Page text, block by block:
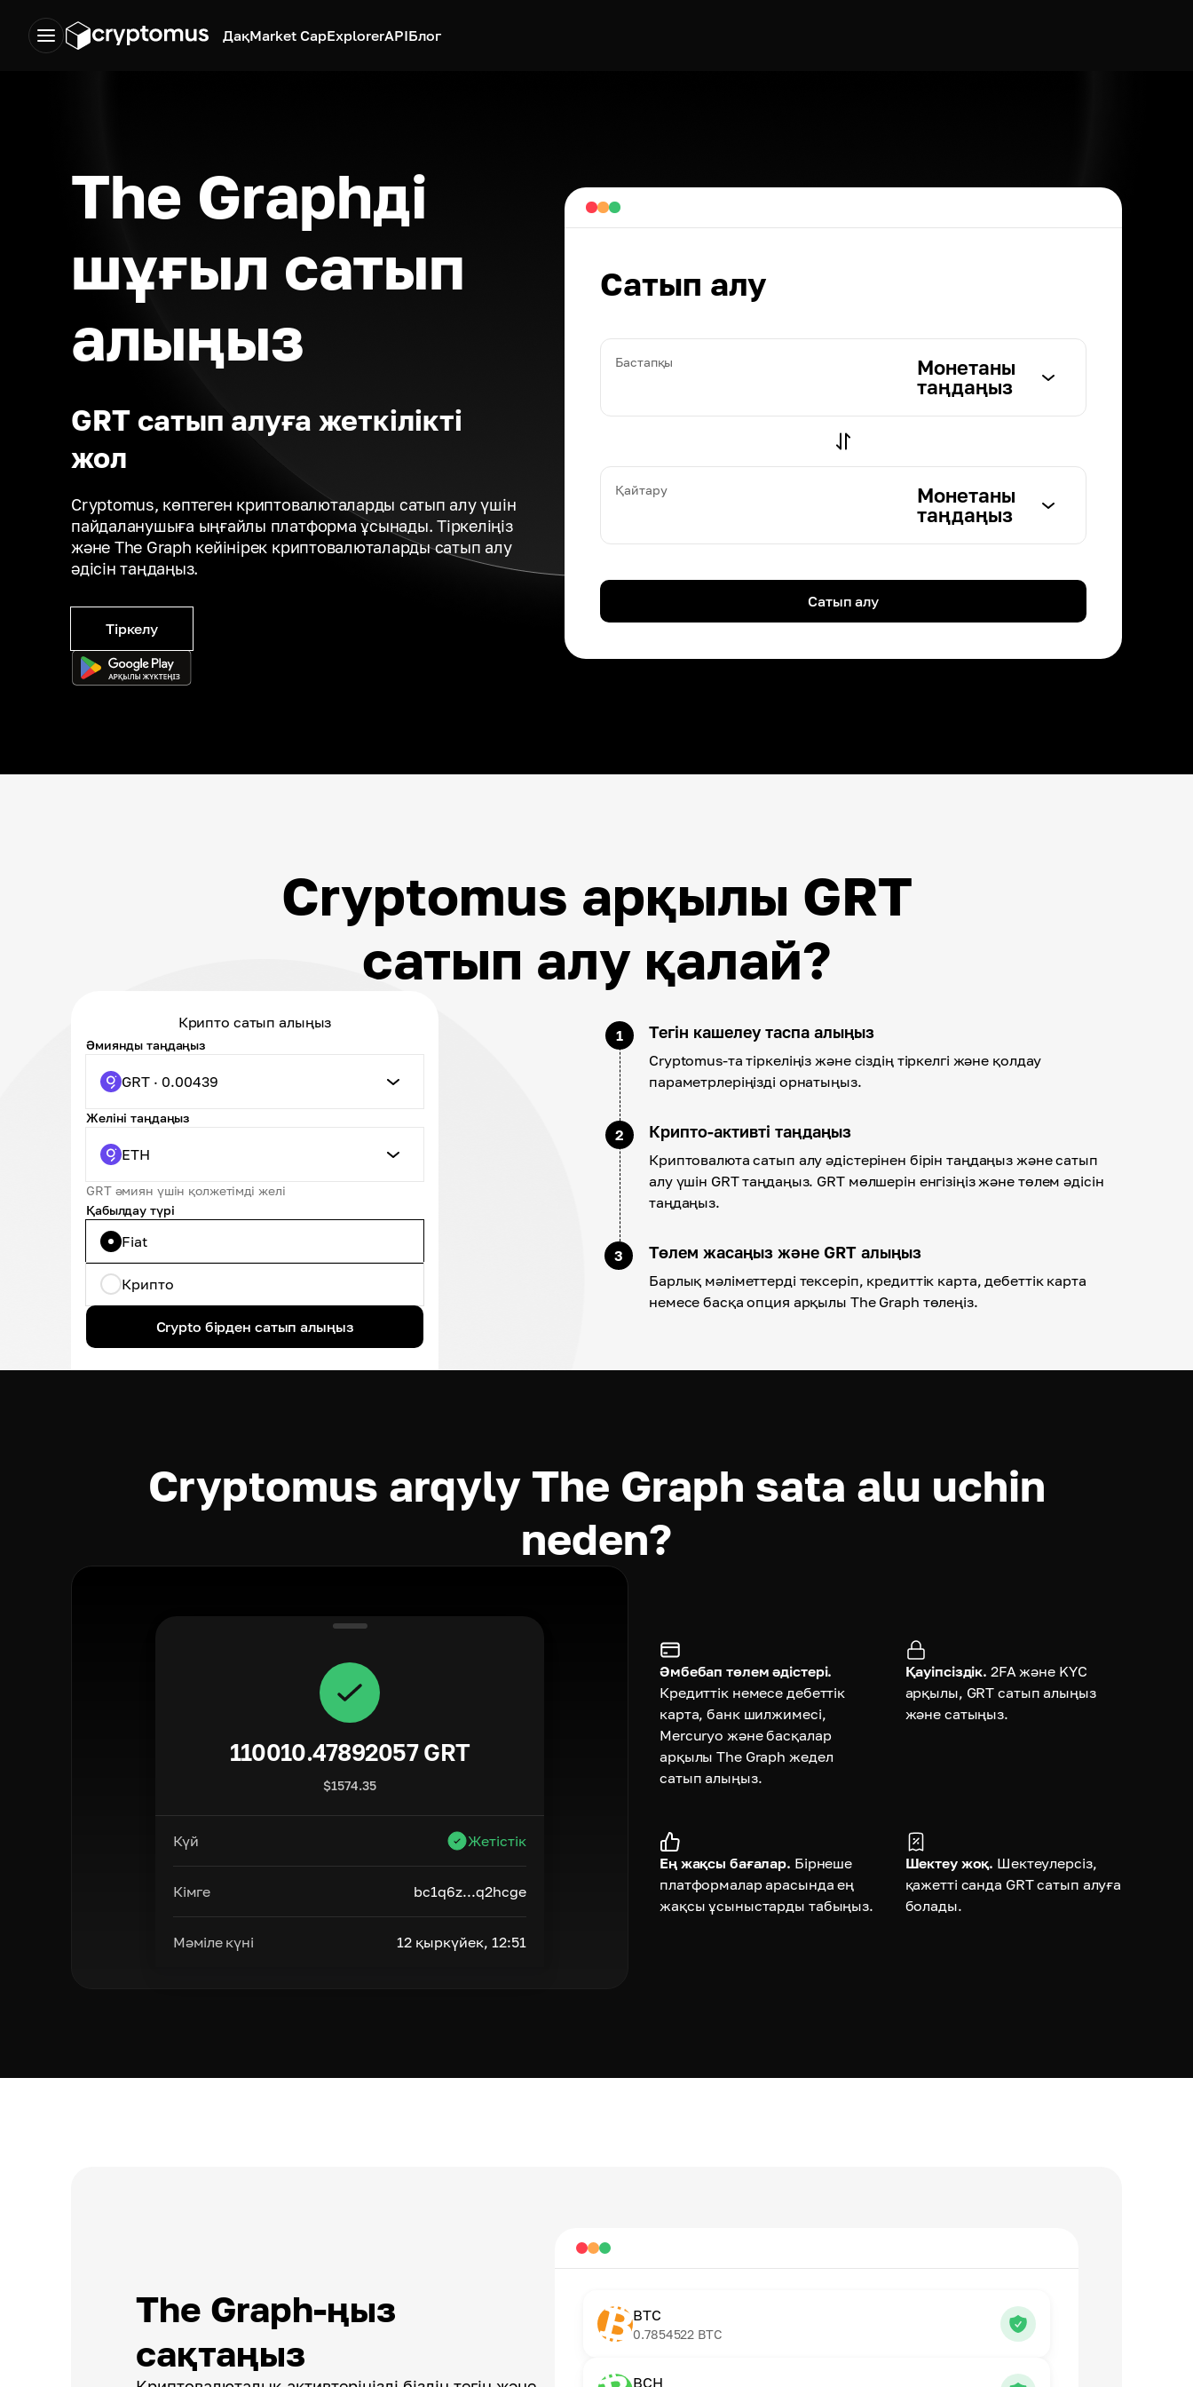
ДақMarket CapExplorerAPIБлог
The Graphді
шұғыл сатып
алыңыз
GRT сатып алуға жеткілікті
жол
Cryptomus, көптеген криптовалюталарды сатып алу үшін
пайдаланушыға ыңғайлы платформа ұсынады. Тіркеліңіз
және The Graph кейінірек криптовалюталарды сатып алу
әдісін таңдаңыз.
Тіркелу
Сатып алу
Бастапқы
Монетаны
таңдаңыз
Қайтару
Монетаны
таңдаңыз
Сатып алу
Cryptomus арқылы GRT
сатып алу қалай?
Крипто сатып алыңыз
Әмиянды таңдаңыз
GRT · 0.00439
Желіні таңдаңыз
ETH
GRT әмиян үшін қолжетімді желі
Қабылдау түрі
Fiat
Крипто
Crypto бірден сатып алыңыз
1 Тегін кашелеу таспа алыңыз
Cryptomus-та тіркеліңіз және сіздің тіркелгі және қолдау
параметрлеріңізді орнатыңыз.
2 Крипто-активті таңдаңыз
Криптовалюта сатып алу әдістерінен бірін таңдаңыз және сатып
алу үшін GRT таңдаңыз. GRT мөлшерін енгізіңіз және төлем әдісін
таңдаңыз.
3 Төлем жасаңыз және GRT алыңыз
Барлық мәліметтерді тексеріп, кредиттік карта, дебеттік карта
немесе басқа опция арқылы The Graph төлеңіз.
Cryptomus arqyly The Graph sata alu uchin
neden?
110010.47892057 GRT
$1574.35
Күй Жетістік
Кімге bc1q6z...q2hcge
Мәміле күні 12 қыркүйек, 12:51
Әмбебап төлем әдістері.
Кредиттік немесе дебеттік
карта, банк шилжимесі,
Mercuryo және басқалар
арқылы The Graph жедел
сатып алыңыз.
Қауіпсіздік. 2FA және KYC
арқылы, GRT сатып алыңыз
және сатыңыз.
Ең жақсы бағалар. Бірнеше
платформалар арасында ең
жақсы ұсыныстарды табыңыз.
Шектеу жоқ. Шектеулерсіз,
қажетті санда GRT сатып алуға
болады.
The Graph-ңыз
сақтаңыз
BTC
0.7854522 BTC
BCH